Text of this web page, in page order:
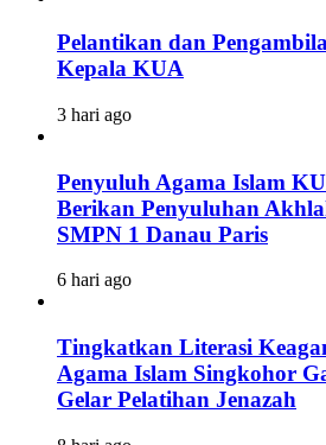
Pelantikan dan
Kepala KUA
3 hari ago
Penyuluh Agama Islam
Berikan Penyuluhan
SMPN 1 Danau Paris
6 hari ago
Tingkatkan Literasi
Agama Islam Singkohor
Gelar Pelatihan Jenazah